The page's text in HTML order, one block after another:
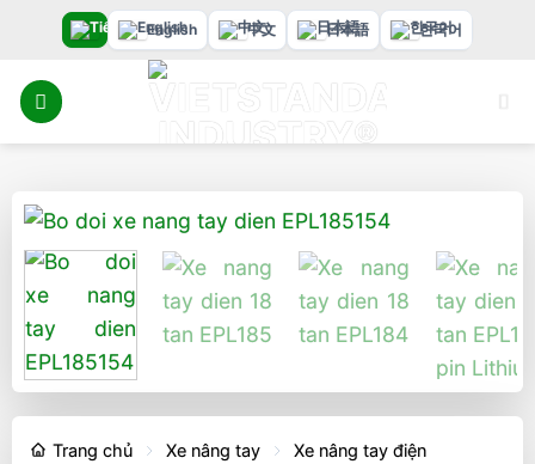
nội
dung
English 中文 日本語 한국어
Trang chủ Xe nâng tay Xe nâng tay điện